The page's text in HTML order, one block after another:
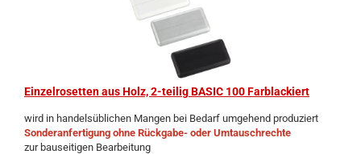
Ein­zel­ro­set­ten aus Holz, 2-​tei­lig BASIC 100 Farb­la­ckiert
wird in han­dels­üb­li­chen Man­gen bei Be­darf um­ge­hend pro­du­ziert
Son­der­an­fer­ti­gung ohne Rückgabe-​ oder Um­tausch­rech­te
zur bau­sei­ti­gen Be­ar­bei­tung